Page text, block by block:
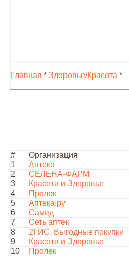
Главная * Здоровье/Красота *
# Организация
1
Аптека
2
СЕЛЕНА-ФАРМ
3
Красота и Здоровье
4
Пролек
5
Аптека.ру
6
Самед
7
Сеть аптек
8
2ГИС. Выгодные покупки
9
Красота и Здоровье
10
Пролек